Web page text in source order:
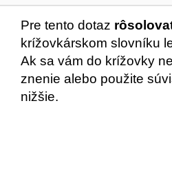
Pre tento dotaz
krížovkárskom slovníku
Ak sa vám do krížovky
znenie alebo použite
nižšie.